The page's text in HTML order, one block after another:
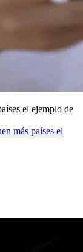
el ejemplo de
más países el